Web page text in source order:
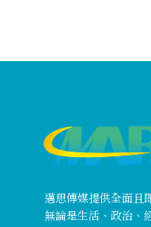
邁思傳媒提供全面且
無論是生活、政治、